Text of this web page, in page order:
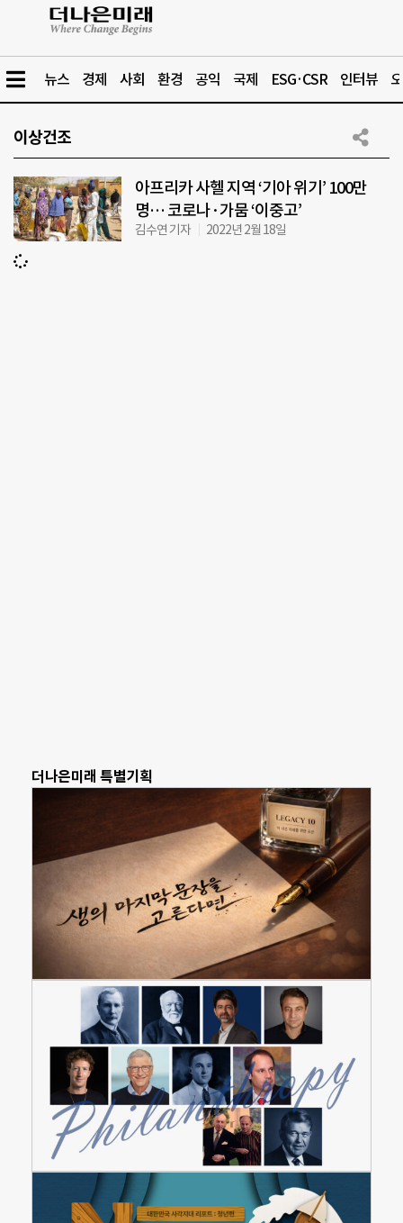
뉴스 경제 사회 환경 공익 국제 ESG·CSR 인터뷰
이상건조
아프리카 사헬 지역 ‘기아 위기’ 100만
명… 코로나·가뭄 ‘이중고’
김수연 기자 2022년 2월 18일
더나은미래 특별기획